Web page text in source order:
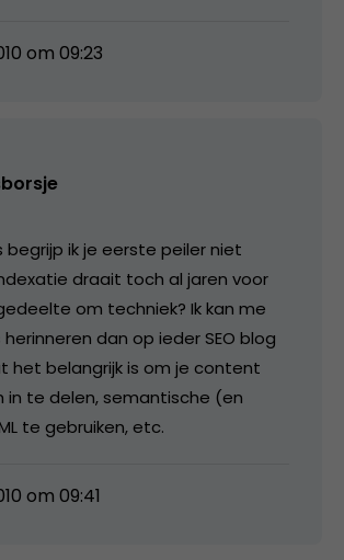
om 09:23
begrijp ik je eerste peiler niet
draait toch al jaren voor
om techniek? Ik kan me
dan op ieder SEO blog
het belangrijk is om je content
in te delen, semantische (en
te gebruiken, etc.
om 09:41